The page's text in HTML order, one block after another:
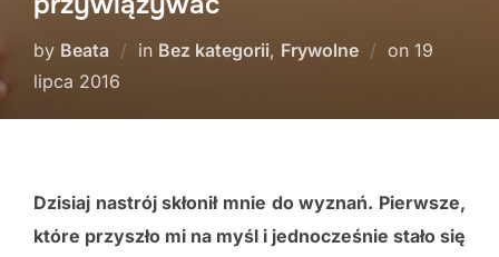
by Beata in Bez kategorii, Frywolne on Posted
19
lipca 2016
Dzisiaj nastrój skłonił mnie do wyznań. Pierwsze,
które przyszło mi na myśl i jednocześnie stało się